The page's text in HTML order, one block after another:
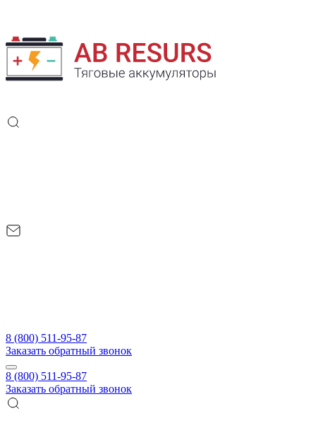
8 (800) 511-95-87
Заказать обратный звонок
8 (800) 511-95-87
Заказать обратный звонок